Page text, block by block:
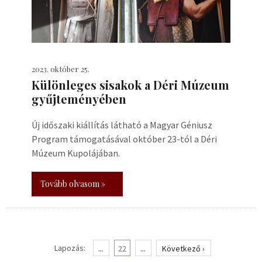
2023. október 25.
Különleges sisakok a Déri Múzeum
gyűjteményében
Új időszaki kiállítás látható a Magyar Géniusz
Program támogatásával október 23-tól a Déri
Múzeum Kupolájában.
Tovább olvasom »
Lapozás: ... 22 ... Következő ›